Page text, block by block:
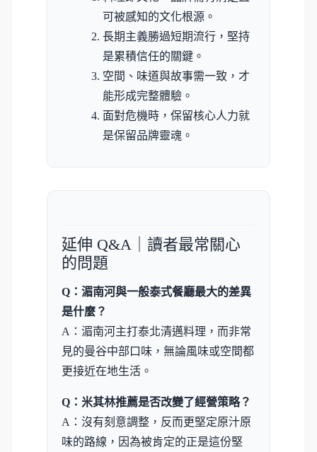
可被感知的文化根源。
長期主義勝過短期流行，堅持
是累積信任的關鍵。
空間、味道與故事需一致，才
能形成完整體驗。
面對危機時，保留核心人力就
是保留品牌靈魂。
延伸 Q&A｜讀者最常關心
的問題
Q：湄南河與一般泰式餐廳最大的差異
是什麼？
A：湄南河主打泰北清邁料理，而非常
見的曼谷中部口味，無論風味或空間都
更接近在地生活。
Q：米其林推薦是否改變了經營策略？
A：沒有刻意調整，反而更堅定原汁原
味的路線，因為被肯定的正是這份堅